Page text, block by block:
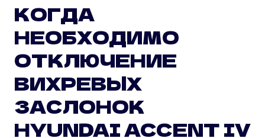
КОГДА
НЕОБХОДИМО
ОТКЛЮЧЕНИЕ
ВИХРЕВЫХ
ЗАСЛОНОК
HYUNDAI ACCENT IV